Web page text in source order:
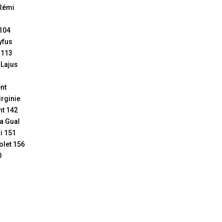
142
Gual
151
156